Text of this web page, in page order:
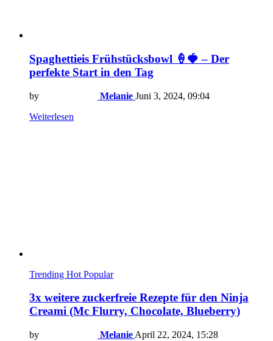
Spaghettieis Frühstücksbowl 🍦🍓 – Der
perfekte Start in den Tag
by Melanie Juni 3, 2024, 09:04
Weiterlesen
Trending Hot Popular
3x weitere zuckerfreie Rezepte für den Ninja
Creami (Mc Flurry, Chocolate, Blueberry)
by Melanie April 22, 2024, 15:28